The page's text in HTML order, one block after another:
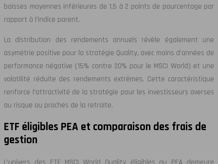
baisses moyennes inférieures de 1,5 à 2 points de pourcentage par
rapport à l’indice parent.
La distribution des rendements annuels révèle également une
asymétrie positive pour la stratégie Quality, avec moins d’années de
performance négative (15% contre 20% pour le MSCI World) et une
volatilité réduite des rendements extrêmes. Cette caractéristique
renforce l’attractivité de la stratégie pour les investisseurs averses
au risque ou proches de la retraite.
ETF éligibles PEA et comparaison des frais de
gestion